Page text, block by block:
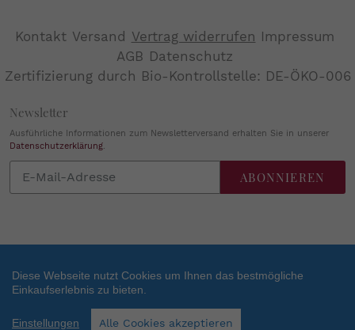
Kontakt Versand Vertrag widerrufen Impressum
AGB Datenschutz
Zertifizierung durch Bio-Kontrollstelle: DE-ÖKO-006
Newsletter
Ausführliche Informationen zum Newsletterversand erhalten Sie in unserer
Datenschutzerklärung.
Sie
ABONNIEREN
Zahlungsarten
Diese Webseite nutzt Cookies um Ihnen das bestmögliche
Einkaufserlebnis zu bieten.
Einstellungen Alle Cookies akzeptieren
SEHR GUT (4.84 / 5)
aus
Bewertungen bei: shopvote.de ⓘ